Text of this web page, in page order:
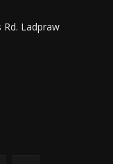
Rd. Ladpraw